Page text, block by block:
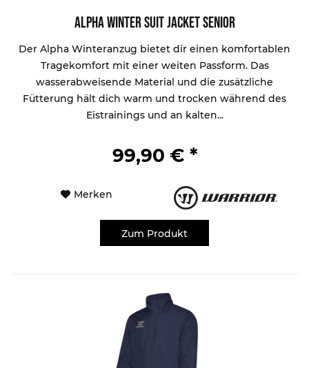
Alpha Winter Suit Jacket Senior
Der Alpha Winteranzug bietet dir einen komfortablen
Tragekomfort mit einer weiten Passform. Das
wasserabweisende Material und die zusätzliche
Fütterung hält dich warm und trocken während des
Eistrainings und an kalten...
99,90 € *
Merken
Zum Produkt